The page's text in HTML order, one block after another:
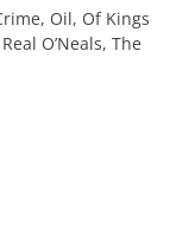
Oil, Of Kings
O’Neals, The